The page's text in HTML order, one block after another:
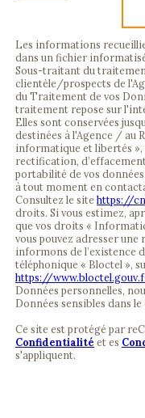
Les informations
dans un fichier
Sous-traitant du
clientèle/prospects de
du Traitement de vos
traitement repose sur
Elles sont conservées
destinées à l'Agence / au
informatique et libertés »,
rectification,
portabilité de vos
à tout moment en
Consultez le sitehttps://
droits. Si vous estimez,
que vos droits «
vous pouvez adresser une
informons de l’existence
téléphonique « Bloctel »,
https://
Données personnelles,
Données sensibles dans
Ce site est protégé par
Confidentialité et es
s'appliquent.